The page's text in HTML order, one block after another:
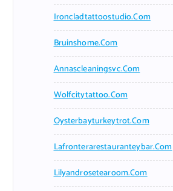
Ironcladtattoostudio.com
Bruinshome.com
Annascleaningsvc.com
Wolfcitytattoo.com
Oysterbayturkeytrot.com
Lafronterarestauranteybar.com
Lilyandrosetearoom.com